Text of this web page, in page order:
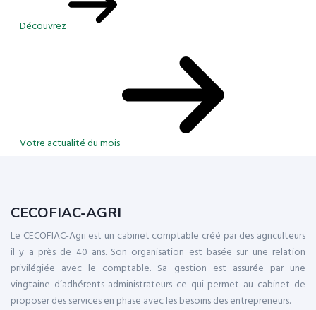
Découvrez
Votre actualité du mois
CECOFIAC-AGRI
Le CECOFIAC-Agri est un cabinet comptable créé par des agriculteurs
il y a près de 40 ans. Son organisation est basée sur une relation
privilégiée avec le comptable. Sa gestion est assurée par une
vingtaine d’adhérents-administrateurs ce qui permet au cabinet de
proposer des services en phase avec les besoins des entrepreneurs.